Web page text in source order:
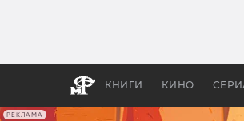
РЕКЛАМА
КНИГИ КИНО